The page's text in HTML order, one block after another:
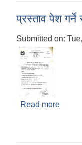
प्रस्ताव पेश गर्ने
Submitted on:
Read more